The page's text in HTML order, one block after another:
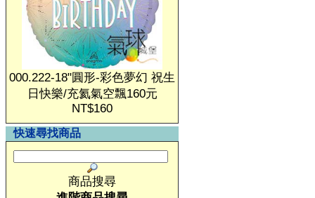
000.222-18"圓形-彩色夢幻 祝生
日快樂/充氦氣空飄160元
NT$160
快速尋找商品
商品搜尋